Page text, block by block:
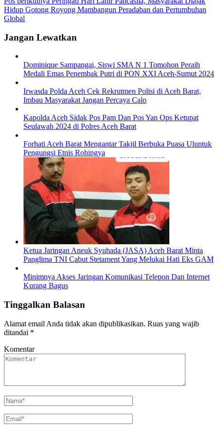
Hidup Gotong Royong Mambangun Peradaban dan Pertumbuhan
Global
Jangan Lewatkan
Dominique Sampangai, Siswi SMA N 1 Tomohon Peraih
Medali Emas Penembak Putri di PON XXI Aceh-Sumut 2024
Irwasda Polda Aceh Cek Rekrutmen Polisi di Aceh Barat,
Imbau Masyarakat Jangan Percaya Calo
Kapolda Aceh Sidak Pos Pam Dan Pos Yan Ops Ketupat
Seulawah 2024 di Polres Aceh Barat
Forhati Aceh Barat Mengantar Takjil Berbuka Puasa Uluntuk
Pengungsi Etnis Rohingya
Ketua Jaringan Aneuk Syuhada (JASA) Aceh Barat Minta
Panglima TNI Cabut Stetament Yang Melukai Hati Eks GAM
Minimnya Akses Jaringan Komunikasi Telepon Dan Internet
Kurang Bagus
Tinggalkan Balasan
Alamat email Anda tidak akan dipublikasikan. Ruas yang wajib
ditandai *
Komentar